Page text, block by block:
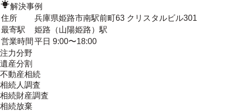
解決事例
住所
兵庫県姫路市南駅前町63 クリスタルビル301
最寄駅
姫路（山陽姫路）駅
営業時間 平日 9:00〜18:00
注力分野
遺産分割
不動産相続
相続人調査
相続財産調査
相続放棄